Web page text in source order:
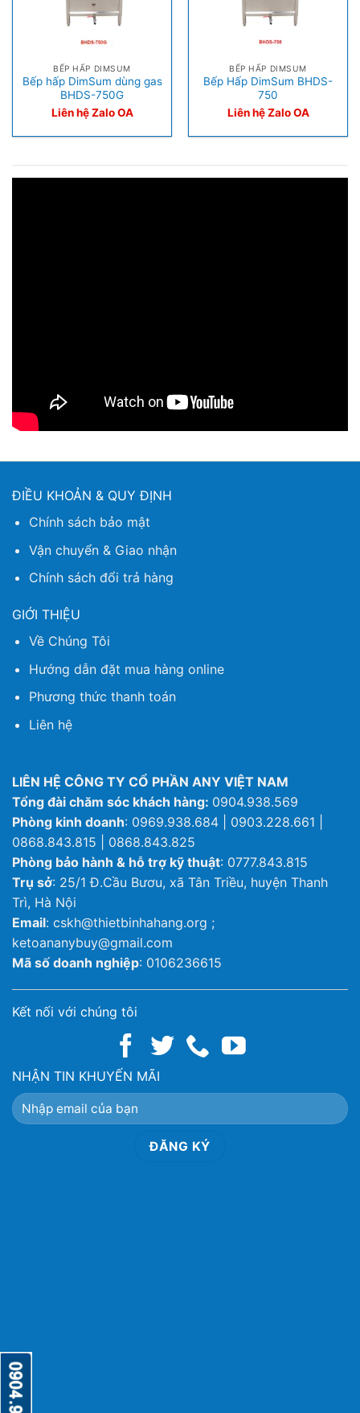
BẾP HẤP DIMSUM
Bếp hấp DimSum dùng gas
BHDS-750G
Liên hệ Zalo OA
BẾP HẤP DIMSUM
Bếp Hấp DimSum BHDS-
750
Liên hệ Zalo OA
ĐIỀU KHOẢN & QUY ĐỊNH
Chính sách bảo mật
Vận chuyển & Giao nhận
Chính sách đổi trả hàng
GIỚI THIỆU
Về Chúng Tôi
Hướng dẫn đặt mua hàng online
Phương thức thanh toán
Liên hệ
LIÊN HỆ CÔNG TY CỔ PHẦN ANY VIỆT NAM
Tổng đài chăm sóc khách hàng: 0904.938.569
Phòng kinh doanh: 0969.938.684 | 0903.228.661 |
0868.843.815 | 0868.843.825
Phòng bảo hành & hỗ trợ kỹ thuật: 0777.843.815
Trụ sở: 25/1 Đ.Cầu Bươu, xã Tân Triều, huyện Thanh
Trì, Hà Nội
Email: cskh@thietbinhahang.org ;
ketoananybuy@gmail.com
Mã số doanh nghiệp: 0106236615
Kết nối với chúng tôi
NHẬN TIN KHUYẾN MÃI